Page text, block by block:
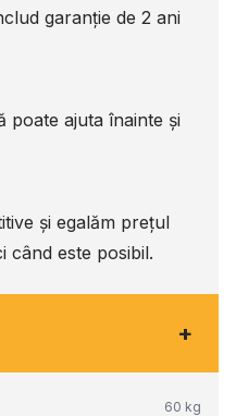
garanție de 2 ani
poate ajuta înainte și
și egalăm prețul
când este posibil.
+
60 kg